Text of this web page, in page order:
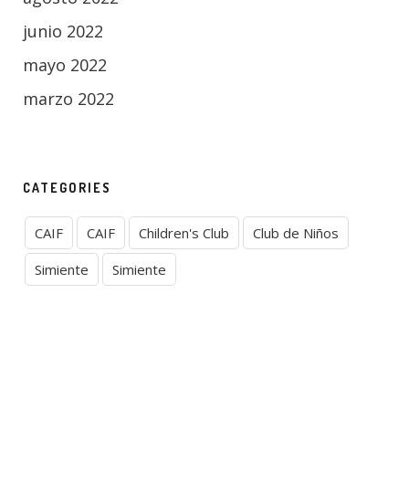
junio 2022
mayo 2022
marzo 2022
CATEGORIES
CAIF CAIF Children's Club
Club de Niños
Simiente
Simiente